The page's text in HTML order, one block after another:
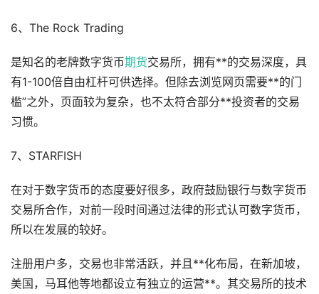
6、The Rock Trading
是知名的老牌数字货币期货交易所，拥有**的交易深度，具
有1-100倍自由杠杆可供选择。但除去浏览网页需要**的门
槛”之外，页面较为复杂，也不太符合部分**投资者的交易
习惯。
7、STARFISH
在对于数字货币的态度要好很多，政府鼓励银行与数字货币
交易所合作，对前一段时间通过法律的形式认可数字货币，
所以在发展的较好。
注册用户多，交易也非常活跃，并且**化布局，在新加坡，
美国，马耳他等地都设立有独立的运营**。其交易所的技术